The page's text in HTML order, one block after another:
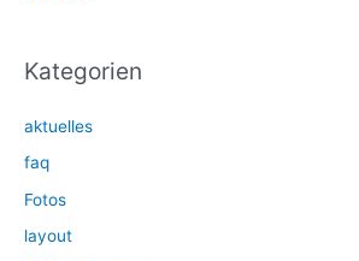
Kategorien
aktuelles
faq
Fotos
layout